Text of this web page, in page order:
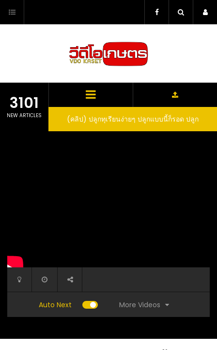
content
3101
NEW ARTICLES
ตรกำจัดเพลี้ย มด
(คลิป) ปลูกทุเรียนง่ายๆ ปลูกแบบนี้ก็รอด ปลูก
ทุเรียนต้นคู่ แบบเสียบยอดและเมล็ด
Auto Next More Videos